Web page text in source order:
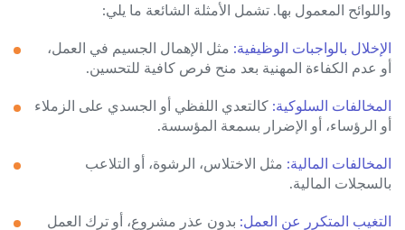
واللوائح المعمول بها. تشمل الأمثلة الشائعة ما يلي:
الإخلال بالواجبات الوظيفية: مثل الإهمال الجسيم في العمل،
أو عدم الكفاءة المهنية بعد منح فرص كافية للتحسين.
المخالفات السلوكية: كالتعدي اللفظي أو الجسدي على الزملاء
أو الرؤساء، أو الإضرار بسمعة المؤسسة.
المخالفات المالية: مثل الاختلاس، الرشوة، أو التلاعب
بالسجلات المالية.
التغيب المتكرر عن العمل: بدون عذر مشروع، أو ترك العمل